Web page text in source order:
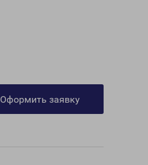
Оформить заявку